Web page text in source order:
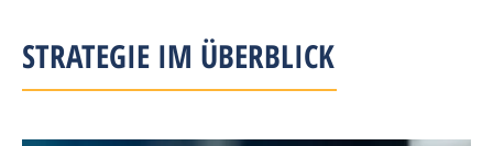
STRATEGIE IM ÜBERBLICK